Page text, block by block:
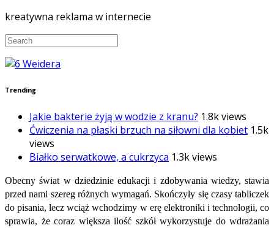
kreatywna reklama w internecie
Trending
Jakie bakterie żyją w wodzie z kranu? 1.8k views
Ćwiczenia na płaski brzuch na siłowni dla kobiet 1.5k
views
Białko serwatkowe, a cukrzyca 1.3k views
Obecny świat w dziedzinie edukacji i zdobywania wiedzy, stawia
przed nami szereg różnych wymagań. Skończyły się czasy tabliczek
do pisania, lecz wciąż wchodzimy w erę elektroniki i technologii, co
sprawia, że coraz większa ilość szkół wykorzystuje do wdrażania